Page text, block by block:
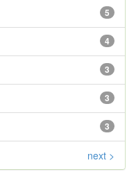
5
4
3
3
3
next >